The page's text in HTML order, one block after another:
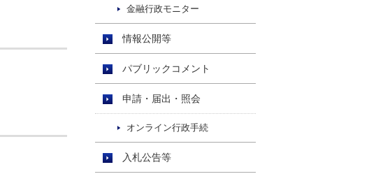
金融行政モニター
情報公開等
パブリックコメント
申請・届出・照会
オンライン行政手続
入札公告等